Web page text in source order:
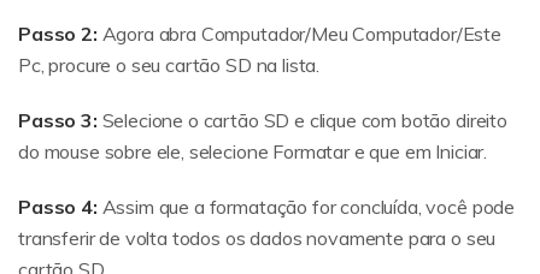
Passo 2: Agora abra Computador/Meu Computador/Este
Pc, procure o seu cartão SD na lista.
Passo 3: Selecione o cartão SD e clique com botão direito
do mouse sobre ele, selecione Formatar e que em Iniciar.
Passo 4: Assim que a formatação for concluída, você pode
transferir de volta todos os dados novamente para o seu
cartão SD.